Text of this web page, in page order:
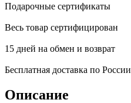
Подарочные сертификаты
Весь товар сертифицирован
15 дней на обмен и возврат
Бесплатная доставка по России
Описание